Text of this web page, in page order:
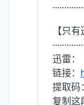
【只
迅雷：
链接：
提取码
复制这